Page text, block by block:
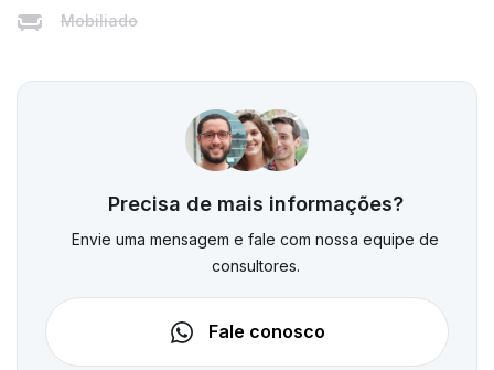
Mobiliado
Precisa de mais informações?
Envie uma mensagem e fale com nossa equipe de
consultores.
Fale conosco